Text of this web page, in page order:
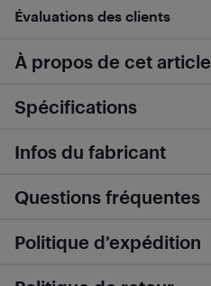
Évaluations des clients
À propos de cet article
Spécifications
Infos du fabricant
Questions fréquentes
Politique d’expédition